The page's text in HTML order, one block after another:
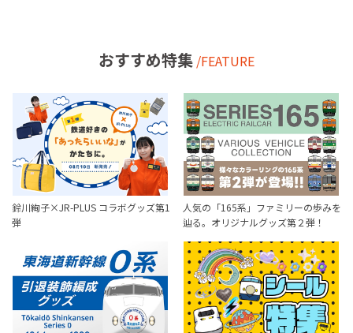
おすすめ特集 /FEATURE
鈴川絢子×JR-PLUS コラボグッズ第1
弾
人気の「165系」ファミリーの歩みを
辿る。オリジナルグッズ第２弾！